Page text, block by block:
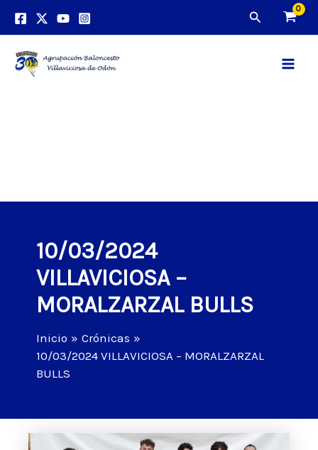
Buscar
10/03/2024
VILLAVICIOSA –
MORALZARZAL BULLS
Inicio
Crónicas
10/03/2024 VILLAVICIOSA – MORALZARZAL
BULLS